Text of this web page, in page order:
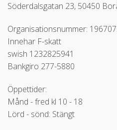
Söderdalsgatan 23, 50450
Organisationsnummer:
Innehar F-skatt
swish 1232825941
Bankgiro 277-5880
Öppettider:
Månd - fred kl 10 - 18
Lörd - sönd: Stängt